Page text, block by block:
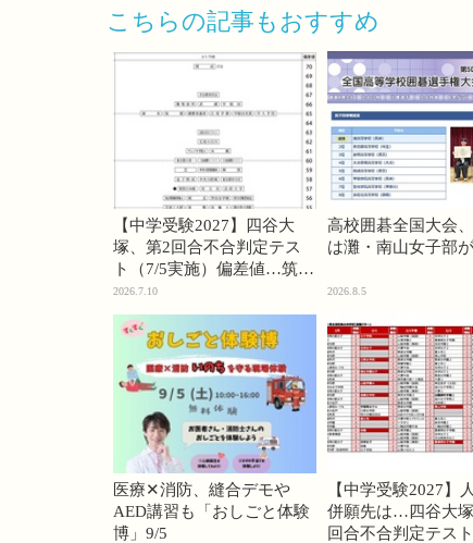
こちらの記事もおすすめ
【中学受験2027】四谷大
塚、第2回合不合判定テス
ト（7/5実施）偏差値…筑駒
74・桜蔭70＜PR＞
2026.7.10
高校囲碁全国大会
は灘・南山女子部
2026.8.5
医療✕消防、縫合デモや
AED講習も「おしごと体験
博」9/5
【中学受験2027】
併願先は…四谷大
回合不合判定テス